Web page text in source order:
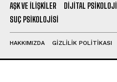
AŞK VE İLIŞKILER
DIJITAL PSIKOLOJI
SUÇ PSIKOLOJISI
HAKKIMIZDA GIZLILIK POLITIKASI